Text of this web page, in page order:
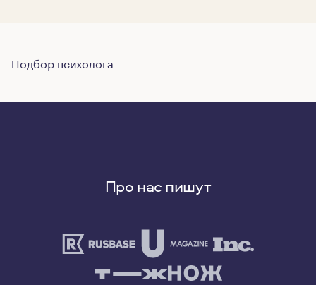
Подбор психолога
Про нас пишут